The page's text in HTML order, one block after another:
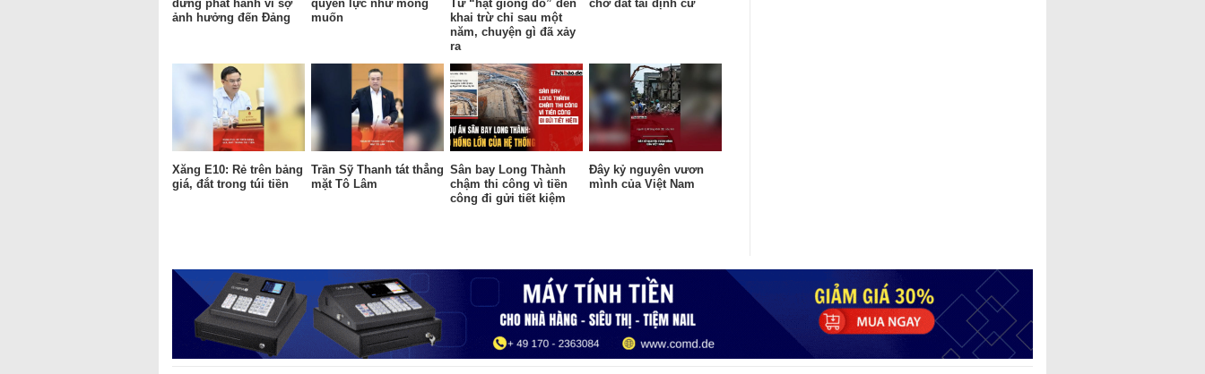
dừng phát hành vì sợ
ảnh hưởng đến Đảng
quyền lực như mong
muốn
Từ “hạt giống đỏ” đến
khai trừ chỉ sau một
năm, chuyện gì đã xảy
ra
chờ đất tái định cư
Xăng E10: Rẻ trên bảng
giá, đắt trong túi tiền
Trần Sỹ Thanh tát thẳng
mặt Tô Lâm
Sân bay Long Thành
chậm thi công vì tiền
công đi gửi tiết kiệm
Đây kỷ nguyên vươn
mình của Việt Nam